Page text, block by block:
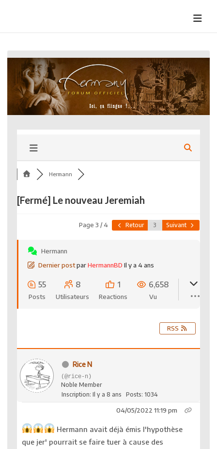
Hermann
[Fermé] Le nouveau Jeremiah
Page 3 / 4 Retour Suivant
Hermann
Dernier postparHermannBD Il y a 4 ans
55
Posts
8
Utilisateurs
1
Reactions
6,658
Vu
RSS
Rice N
(@rice-n)
Noble Member
Inscription: Il y a 8 ans
Posts: 1034
04/05/2022 11:19 pm
Hermann avait déjà émis l'hypothèse
que jer' pourrait se faire tuer à cause des